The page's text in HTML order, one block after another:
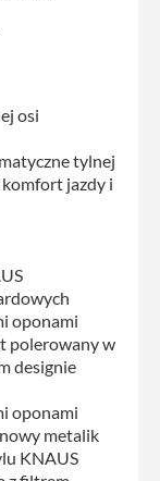
osi
tylnej
jazdy i
oponami
polerowany w
designie
oponami
metalik
KNAUS